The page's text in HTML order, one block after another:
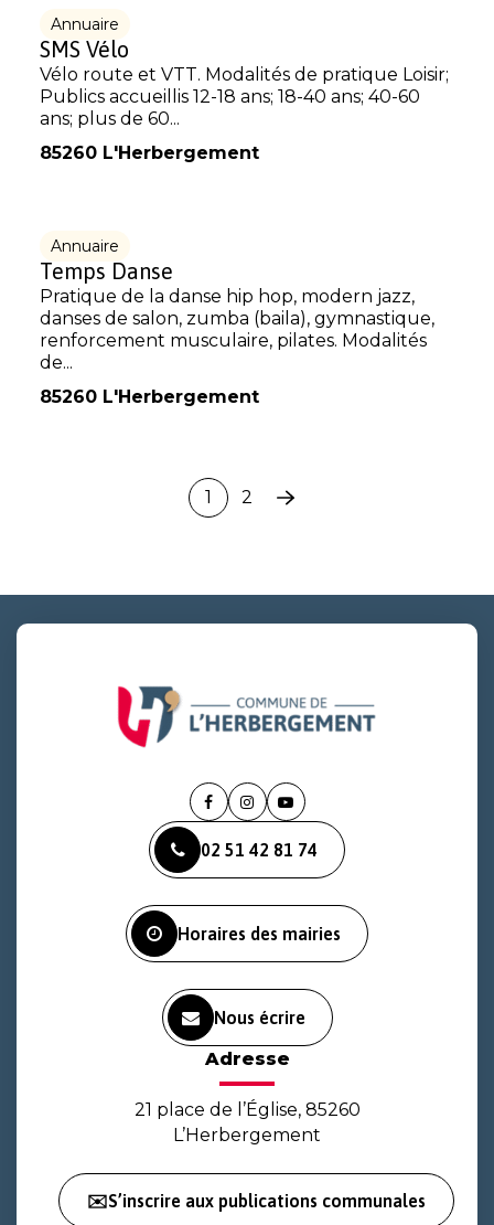
Annuaire
SMS Vélo
Vélo route et VTT. Modalités de pratique Loisir;
Publics accueillis 12-18 ans; 18-40 ans; 40-60
ans; plus de 60...
85260 L'Herbergement
Annuaire
Temps Danse
Pratique de la danse hip hop, modern jazz,
danses de salon, zumba (baila), gymnastique,
renforcement musculaire, pilates. Modalités
de...
85260 L'Herbergement
1 2
Page
Lien
le
compte
Lien
le
compte
Lien
la
chaîne
02 51 42 81 74
Horaires des mairies
Nous écrire
Adresse
21 place de l’Église, 85260
L’Herbergement
✉️S’inscrire aux publications communales